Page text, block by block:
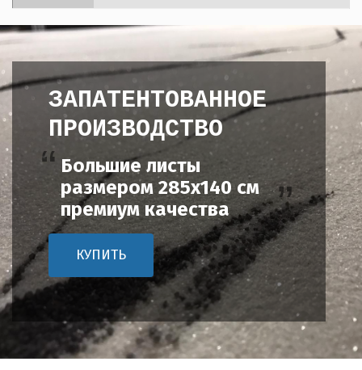
ЗАПАТЕНТОВАННОЕ
ПРОИЗВОДСТВО
Большие листы
размером 285х140 см
премиум качества
КУПИТЬ